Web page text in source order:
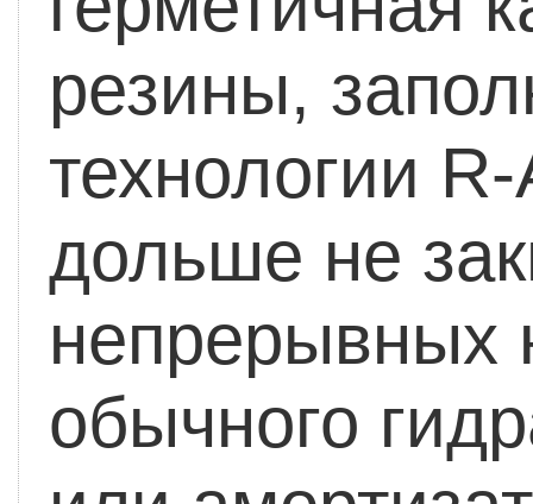
резины,
технологии
дольше не
непрерывных
обычного